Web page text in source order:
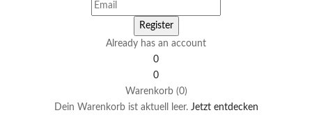
Already has an account
0
0
Warenkorb (0)
Dein Warenkorb ist aktuell leer. Jetzt entdecken